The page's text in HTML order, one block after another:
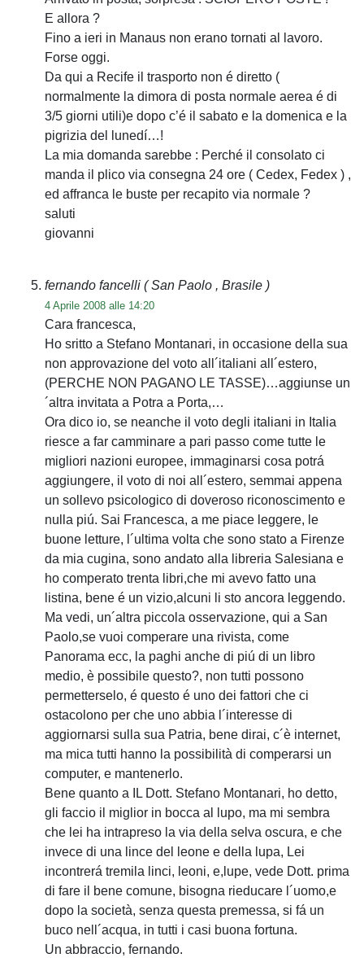
E allora ?
Fino a ieri in Manaus non erano tornati al lavoro.
Forse oggi.
Da qui a Recife il trasporto non é diretto (
normalmente la dimora di posta normale aerea é di
3/5 giorni utili)e dopo c’é il sabato e la domenica e la
pigrizia del lunedí…!
La mia domanda sarebbe : Perché il consolato ci
manda il plico via consegna 24 ore ( Cedex, Fedex ) ,
ed affranca le buste per recapito via normale ?
saluti
giovanni
fernando fancelli ( San Paolo , Brasile )
4 Aprile 2008 alle 14:20
Cara francesca,
Ho sritto a Stefano Montanari, in occasione della sua
non approvazione del voto all´italiani all´estero,
(PERCHE NON PAGANO LE TASSE)…aggiunse un
´altra invitata a Potra a Porta,…
Ora dico io, se neanche il voto degli italiani in Italia
riesce a far camminare a pari passo come tutte le
migliori nazioni europee, immaginarsi cosa potrá
aggiungere, il voto di noi all´estero, semmai appena
un sollevo psicologico di doveroso riconoscimento e
nulla piú. Sai Francesca, a me piace leggere, le
buone letture, l´ultima volta che sono stato a Firenze
da mia cugina, sono andato alla libreria Salesiana e
ho comperato trenta libri,che mi avevo fatto una
listina, bene é un vizio,alcuni li sto ancora leggendo.
Ma vedi, un´altra piccola osservazione, qui a San
Paolo,se vuoi comperare una rivista, come
Panorama ecc, la paghi anche di piú di un libro
medio, è possibile questo?, non tutti possono
permetterselo, é questo é uno dei fattori che ci
ostacolono per che uno abbia l´interesse di
aggiornarsi sulla sua Patria, bene dirai, c´è internet,
ma mica tutti hanno la possibilità di comperarsi un
computer, e mantenerlo.
Bene quanto a IL Dott. Stefano Montanari, ho detto,
gli faccio il miglior in bocca al lupo, ma mi sembra
che lei ha intrapreso la via della selva oscura, e che
invece di una lince del leone e della lupa, Lei
incontrerá tremila linci, leoni, e,lupe, vede Dott. prima
di fare il bene comune, bisogna rieducare l´uomo,e
dopo la società, senza questa premessa, si fá un
buco nell´acqua, in tutti i casi buona fortuna.
Un abbraccio, fernando.